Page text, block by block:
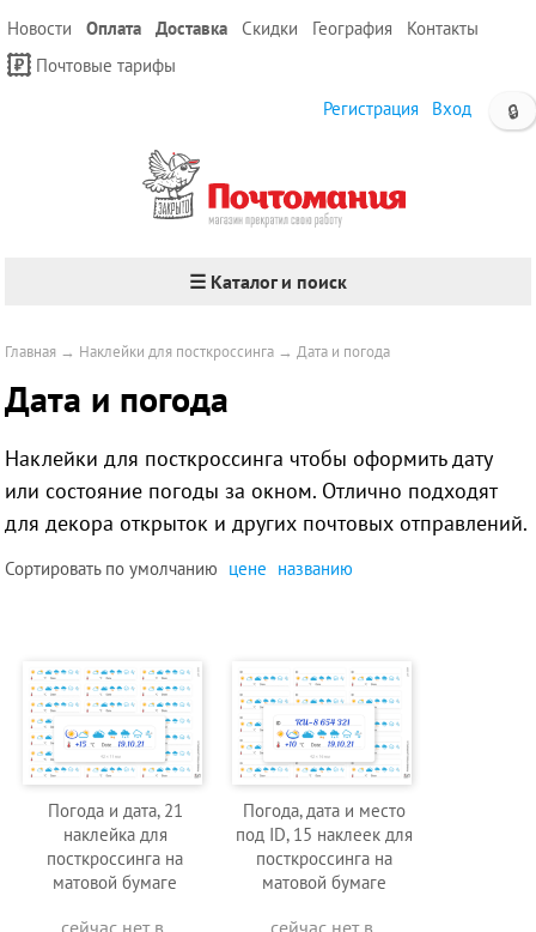
Новости Оплата Доставка Скидки География
Контакты
Почтовые тарифы
🔒
Регистрация Вход
☰ Каталог и поиск
Главная → Наклейки для посткроссинга →Дата и погода
Дата и погода
Наклейки для посткроссинга чтобы оформить дату
или состояние погоды за окном. Отлично подходят
для декора открыток и других почтовых отправлений.
Сортировать поумолчанию цене названию
Погода и дата, 21
наклейка для
посткроссинга на
матовой бумаге
сейчас нет в
Погода, дата и место
под ID, 15 наклеек для
посткроссинга на
матовой бумаге
сейчас нет в